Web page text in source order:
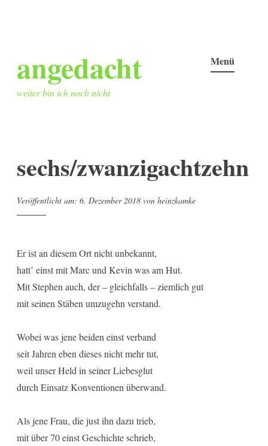
springen
angedacht
weiter bin ich noch nicht
Menü
sechs/zwanzigachtzehn
Veröffentlicht am: 6. Dezember 2018 von heinzkamke
Er ist an diesem Ort nicht unbekannt,
hatt’ einst mit Marc und Kevin was am Hut.
Mit Stephen auch, der – gleichfalls – ziemlich gut
mit seinen Stäben umzugehn verstand.
Wobei was jene beiden einst verband
seit Jahren eben dieses nicht mehr tut,
weil unser Held in seiner Liebesglut
durch Einsatz Konventionen überwand.
Als jene Frau, die just ihn dazu trieb,
mit über 70 einst Geschichte schrieb,